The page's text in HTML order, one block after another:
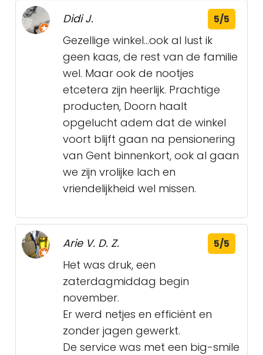
Didi J. 5/5
Gezellige winkel...ook al lust ik
geen kaas, de rest van de familie
wel. Maar ook de nootjes
etcetera zijn heerlijk. Prachtige
producten, Doorn haalt
opgelucht adem dat de winkel
voort blijft gaan na pensionering
van Gent binnenkort, ook al gaan
we zijn vrolijke lach en
vriendelijkheid wel missen.
Arie V. D. Z. 5/5
Het was druk, een
zaterdagmiddag begin
november.
Er werd netjes en efficiënt en
zonder jagen gewerkt.
De service was met een big-smile